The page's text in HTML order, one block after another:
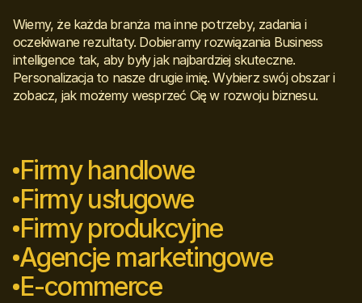
Wiemy, że każda branża ma inne potrzeby, zadania i
oczekiwane rezultaty. Dobieramy rozwiązania Business
intelligence tak, aby były jak najbardziej skuteczne.
Personalizacja to nasze drugie imię. Wybierz swój obszar i
zobacz, jak możemy wesprzeć Cię w rozwoju biznesu.
Firmy handlowe
Firmy usługowe
Firmy produkcyjne
Agencje marketingowe
E-commerce